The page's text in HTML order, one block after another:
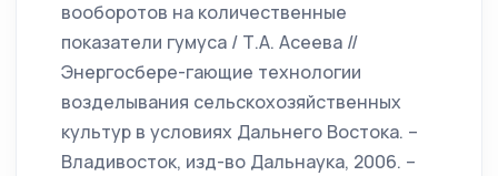
вооборотов на количественные
показатели гумуса / Т.А. Асеева //
Энергосбере-гающие технологии
возделывания сельскохозяйственных
культур в условиях Дальнего Востока. –
Владивосток, изд-во Дальнаука, 2006. –